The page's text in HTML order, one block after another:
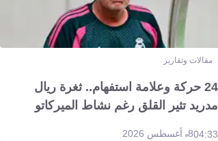
مقالات وتقارير
24 حركة وعلامة استفهام.. ثغرة ريال
مدريد تثير القلق رغم نشاط الميركاتو
04:338 أغسطس 2026